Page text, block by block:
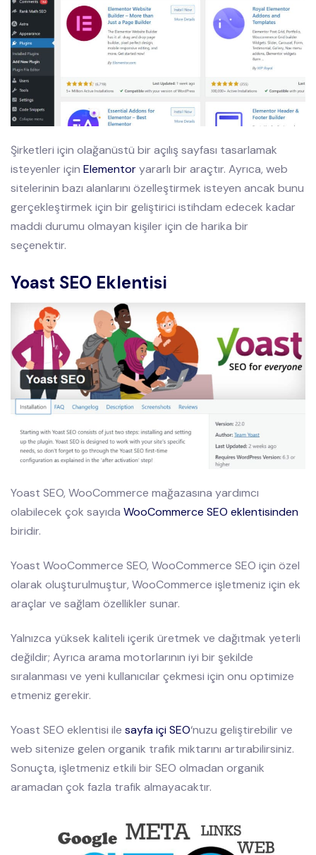
Şirketleri için olağanüstü bir açılış sayfası tasarlamak
isteyenler için Elementoryararlı bir araçtır. Ayrıca, web
sitelerinin bazı alanlarını özelleştirmek isteyen ancak bunu
gerçekleştirmek için bir geliştirici istihdam edecek kadar
maddi durumu olmayan kişiler için de harika bir
seçenektir.
Yoast SEO Eklentisi
Yoast SEO, WooCommerce mağazasına yardımcı
olabilecek çok sayıda WooCommerce SEO eklentisinden
biridir.
Yoast WooCommerce SEO, WooCommerce SEO için özel
olarak oluşturulmuştur, WooCommerce işletmeniz için ek
araçlar ve sağlam özellikler sunar.
Yalnızca yüksek kaliteli içerik üretmek ve dağıtmak yeterli
değildir; Ayrıca arama motorlarının iyi bir şekilde
sıralanması ve yeni kullanıcılar çekmesi için onu optimize
etmeniz gerekir.
Yoast SEO eklentisi ile sayfa içi SEO‘nuzu geliştirebilir ve
web sitenize gelen organik trafik miktarını artırabilirsiniz.
Sonuçta, işletmeniz etkili bir SEO olmadan organik
aramadan çok fazla trafik almayacaktır.